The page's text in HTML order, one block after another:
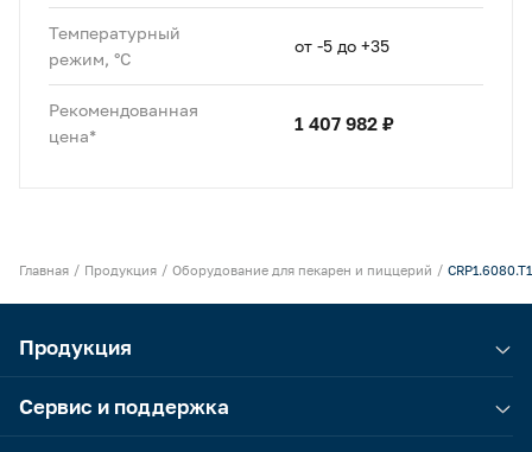
Температурный
режим, °C
от -5 до +35
Рекомендованная
цена*
1 407 982 ₽
Главная Продукция Оборудование для пекарен и пиццерий
Продукция
Сервис и поддержка